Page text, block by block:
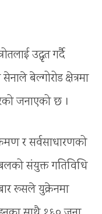
उद्धृत गर्दै
बेल्गोरोड क्षेत्रमा
जनाएको छ ।
र सर्वसाधारणको
संयुक्त गतिविधि
रूसले युक्रेनमा